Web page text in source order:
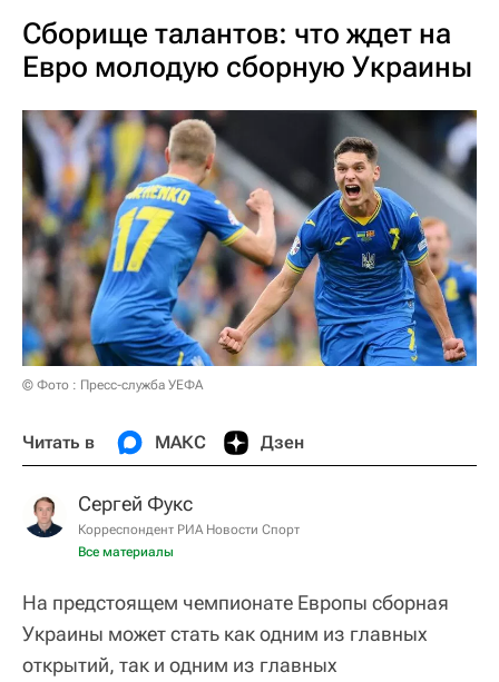
Сборище талантов: что ждет на
Евро молодую сборную Украины
© Фото : Пресс-служба УЕФА
Читать в МАКС Дзен
Сергей Фукс
Корреспондент РИА Новости Спорт
Все материалы
На предстоящем чемпионате Европы сборная
Украины может стать как одним из главных
открытий, так и одним из главных